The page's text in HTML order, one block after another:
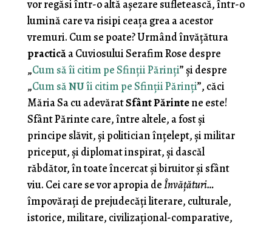
vor regăsi într-o altă aşezare sufletească, într-o
lumină care va risipi ceaţa grea a acestor
vremuri. Cum se poate? Urmând învăţătura
practicăa Cuviosului Serafim Rose despre
„Cum să îi citim pe Sfinţii Părinţi” şi despre
„Cum săNUîi citim pe Sfinţii Părinţi”, căci
Măria Sa cu adevăratSfânt Părintene este!
Sfânt Părinte care, între altele, a fost şi
principe slăvit, şi politician înţelept, şi militar
priceput, şi diplomat inspirat, şi dascăl
răbdător, în toate încercat şi biruitor şi sfânt
viu. Cei care se vor apropia deÎnvăţături…
împovăraţi de prejudecăţi literare, culturale,
istorice, militare, civilizaţional-comparative,